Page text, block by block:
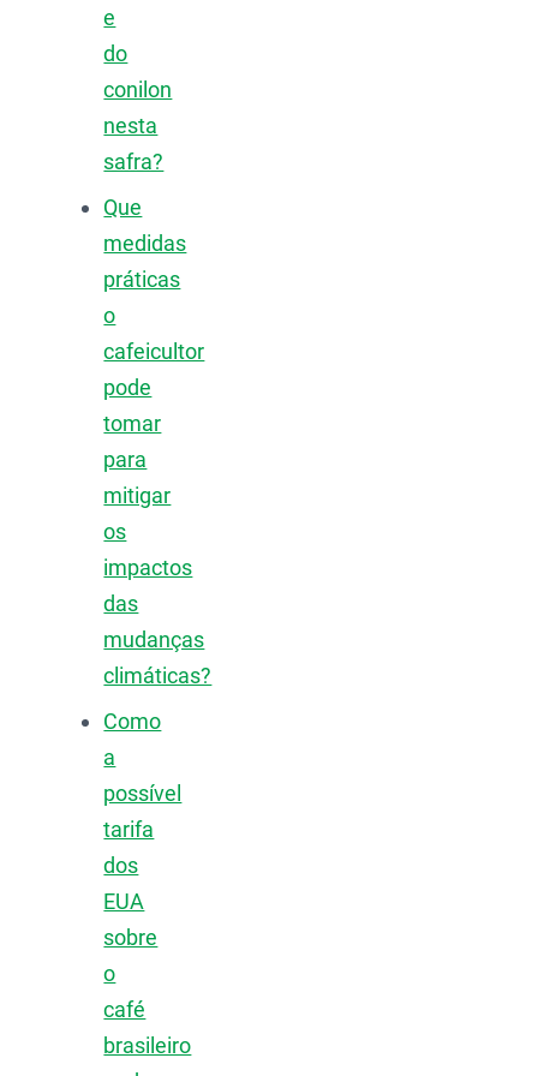
e
do
conilon
nesta
safra?
Que
medidas
práticas
o
cafeicultor
pode
tomar
para
mitigar
os
impactos
das
mudanças
climáticas?
Como
a
possível
tarifa
dos
EUA
sobre
o
café
brasileiro